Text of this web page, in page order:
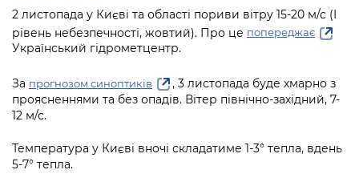
Рішення та розпорядження
Проєкти розпоряджень, що
Рішення Київради
Графік роботи та прийому громадян
Освіта та навчальні заклади
Дороги, транспорт та парковки
Навколишнє середовище міста
Містобудування та земельні ділянки
Культура, спорт, дозвілля
Громадська експертиза
Громадський бюджет
Консультації з громадськістю
Громадська рада
Петиції
Інформація з обмеженим доступом
Проекти нормативно-правових та
інших актів
Нормативна база
Медіагалерея
Підписатися на новини та анонси від
from the KCSA
Порядок акредитації медіа /
Accreditation process
Подати журналістський запит /
Портал Послуг
2 листопада у Києві та області пориви вітру 15-20 м/с (І
рівень небезпечності, жовтий). Про це попереджає
Український гідрометцентр.
За прогнозом синоптиків
, 3 листопада буде хмарно з
проясненнями та без опадів. Вітер північно-західний, 7-
12 м/с.
Температура у Києві вночі складатиме 1-3° тепла, вдень
5-7° тепла.